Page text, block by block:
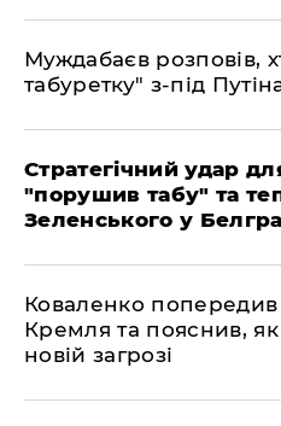
Муждабаєв розповів,
табуретку" з-під
Стратегічний удар
"порушив табу" та
Зеленського у
Коваленко
Кремля та пояснив,
новій загрозі